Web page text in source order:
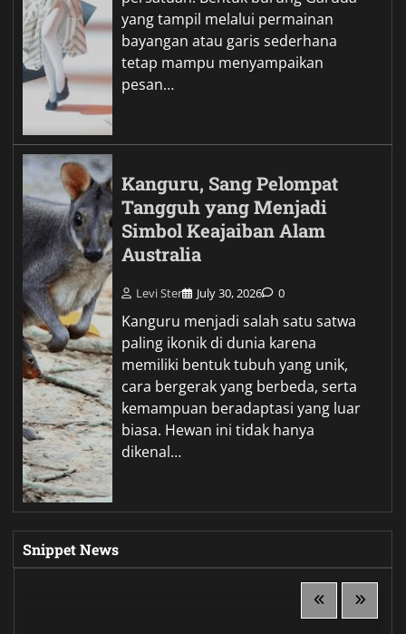
yang tampil melalui permainan
bayangan atau garis sederhana
tetap mampu menyampaikan
pesan…
Kanguru, Sang Pelompat
Tangguh yang Menjadi
Simbol Keajaiban Alam
Australia
Levi Ster July 30, 2026 0
Kanguru menjadi salah satu satwa
paling ikonik di dunia karena
memiliki bentuk tubuh yang unik,
cara bergerak yang berbeda, serta
kemampuan beradaptasi yang luar
biasa. Hewan ini tidak hanya
dikenal…
Snippet News